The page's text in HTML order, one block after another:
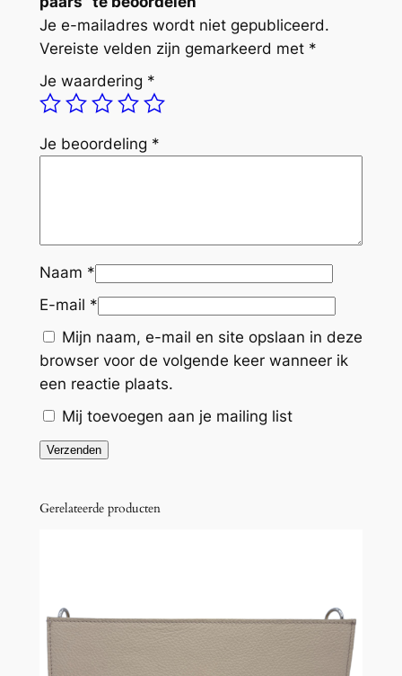
p
a
a
r
s
a
Je e-mailadres wordt niet gepubliceerd.
Vereiste velden zijn gemarkeerd met *
Je waardering *
Je beoordeling *
Naam *
E-mail *
Mijn naam, e-mail en site opslaan in deze
browser voor de volgende keer wanneer ik
een reactie plaats.
Mij toevoegen aan je mailing list
Gerelateerde producten